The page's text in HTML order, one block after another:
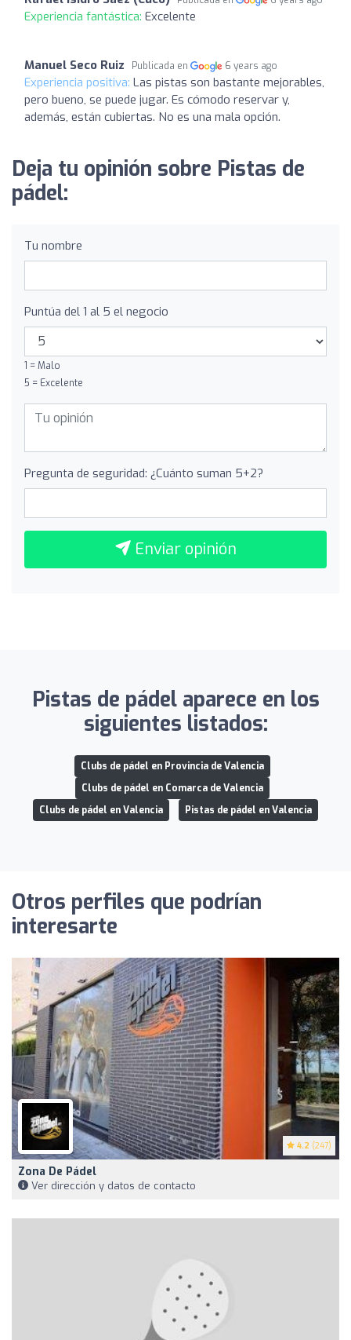
Experiencia fantástica: Excelente
Manuel Seco Ruiz Publicada en 6 years ago
Experiencia positiva: Las pistas son bastante mejorables,
pero bueno, se puede jugar. Es cómodo reservar y,
además, están cubiertas. No es una mala opción.
Deja tu opinión sobre Pistas de
pádel:
Tu nombre
Puntúa del 1 al 5 el negocio
1 = Malo
5 = Excelente
Pregunta de seguridad: ¿Cuánto suman 5+2?
Enviar opinión
Pistas de pádel aparece en los
siguientes listados:
Clubs de pádel en Provincia de Valencia
Clubs de pádel en Comarca de Valencia
Clubs de pádel en Valencia
Pistas de pádel en Valencia
Otros perfiles que podrían
interesarte
4.2 (247)
Zona De Pádel
Ver dirección y datos de contacto